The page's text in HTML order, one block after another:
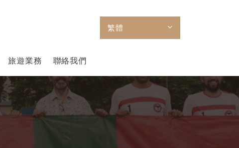
繁體
旅遊業務 聯絡我們